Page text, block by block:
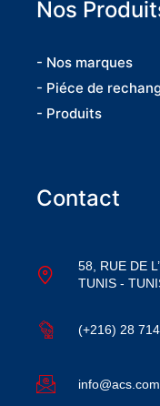
Nos
- Nos marques
- Piéce de
- Produits
Contact
58, RUE DE
TUNIS -
(+216) 28